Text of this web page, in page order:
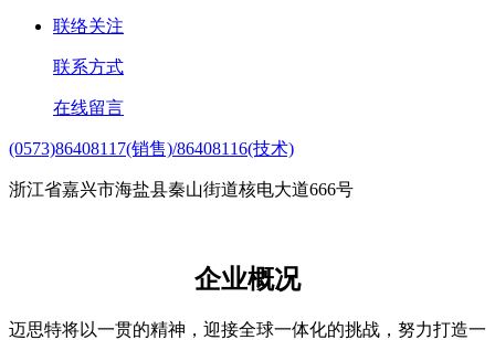
联络关注
联系方式
在线留言
(0573)86408117(销售)/86408116(技术)
浙江省嘉兴市海盐县秦山街道核电大道666号
企业概况
迈思特将以一贯的精神，迎接全球一体化的挑战，努力打造一